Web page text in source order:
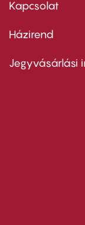
Kapcsolat
Footer
second
Házirend
Jegyvásárlási